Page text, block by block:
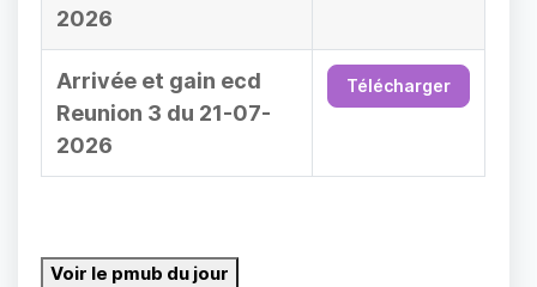
2026
Arrivée et gain ecd
Reunion 3 du 21-07-
2026
Télécharger
Voir le pmub du jour